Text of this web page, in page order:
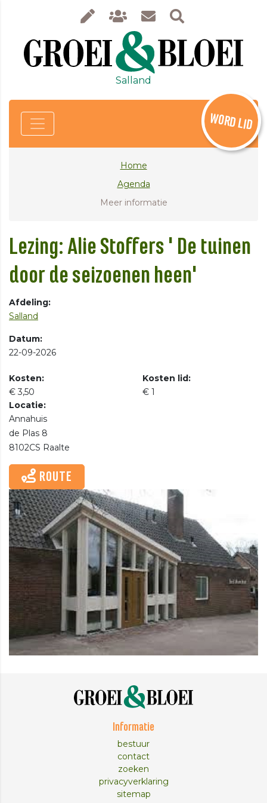
Salland
WORD LID
Home
Agenda
Meer informatie
Lezing: Alie Stoffers ' De tuinen
door de seizoenen heen'
Afdeling:
Salland
Datum:
22-09-2026
Kosten:
€ 3,50
Kosten lid:
€ 1
Locatie:
Annahuis
de Plas 8
8102CS Raalte
ROUTE
Informatie
bestuur
contact
zoeken
privacyverklaring
sitemap